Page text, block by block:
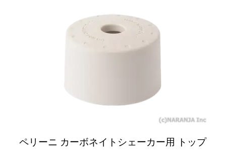
ペリーニ カーボネイトシェーカー用 トップ